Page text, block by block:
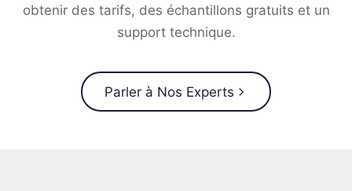
obtenir des tarifs, des échantillons gratuits et un
support technique.
Parler à Nos Experts